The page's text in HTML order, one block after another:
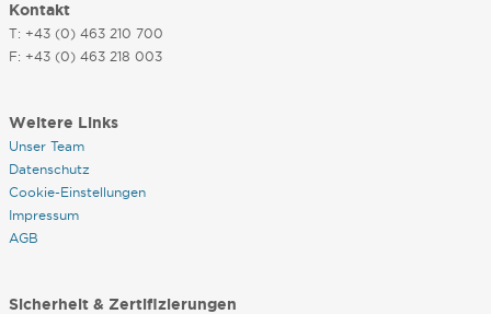
Kontakt
T: +43 (0) 463 210 700
F: +43 (0) 463 218 003
Weitere Links
Unser Team
Datenschutz
Cookie-Einstellungen
Impressum
AGB
Sicherheit & Zertifizierungen